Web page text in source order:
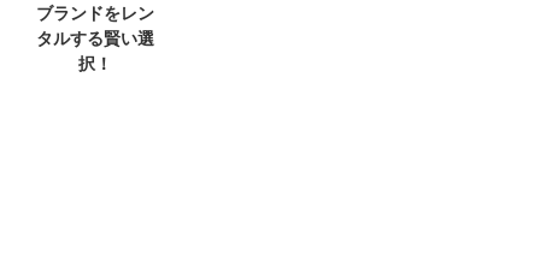
ブランドをレン
タルする賢い選
択！